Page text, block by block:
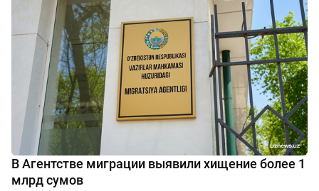
В Агентстве миграции выявили хищение более 1
млрд сумов